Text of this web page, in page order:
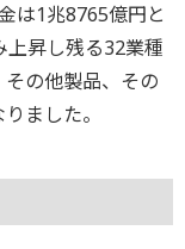
は1兆8765億円と
上昇し残る32業種
の他製品、その
ました。